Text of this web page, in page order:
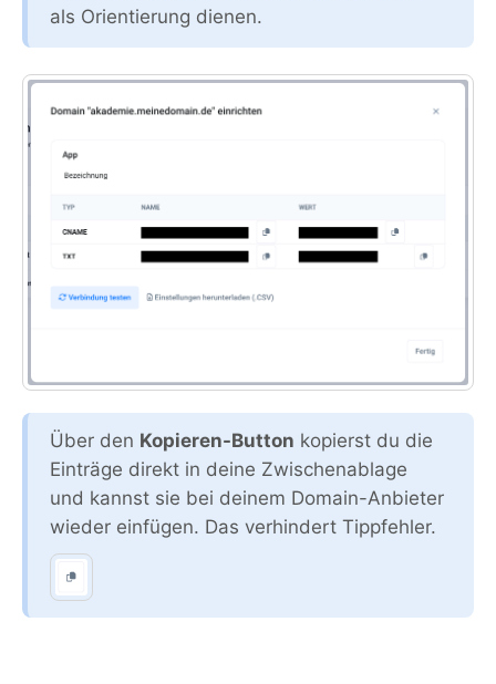
als Orientierung dienen.
Über den Kopieren-Button kopierst du die
Einträge direkt in deine Zwischenablage
und kannst sie bei deinem Domain-Anbieter
wieder einfügen. Das verhindert Tippfehler.